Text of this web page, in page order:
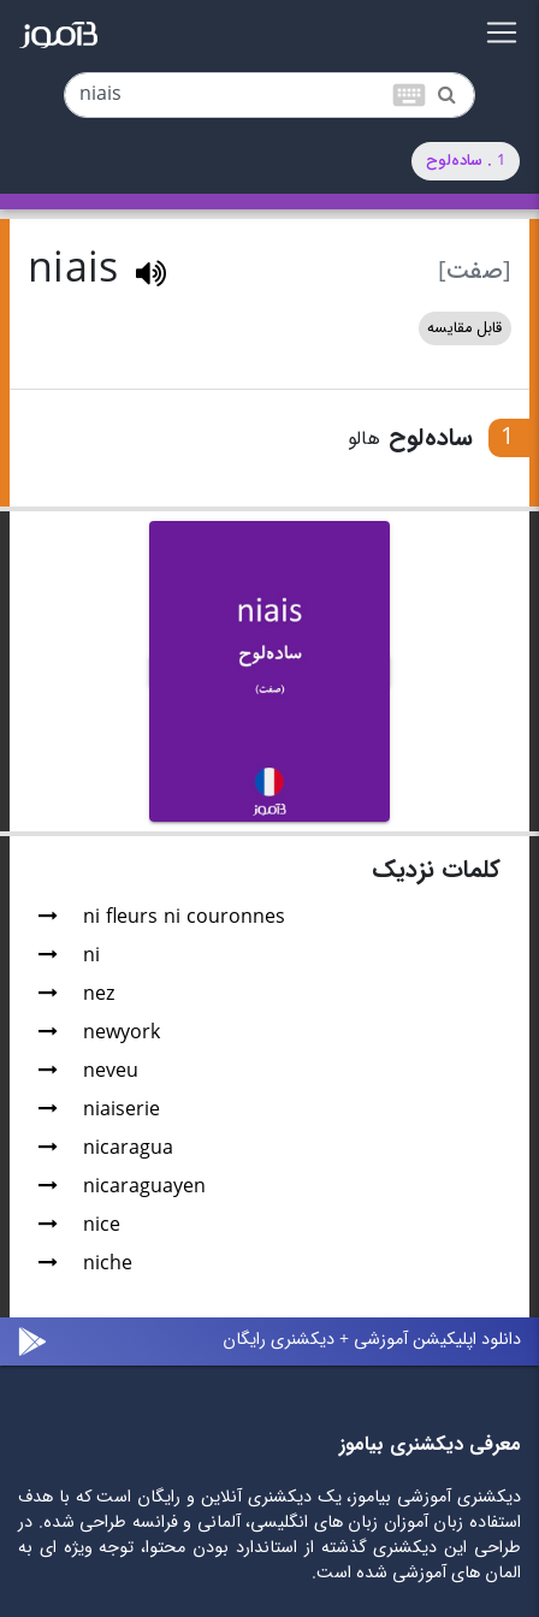
keyboard
1 . ساده‌لوح
[صفت] niais
قابل مقایسه
1 ساده‌لوح هالو
کلمات نزدیک
ni fleurs ni couronnes
ni
nez
newyork
neveu
niaiserie
nicaragua
nicaraguayen
nice
niche
دانلود اپلیکیشن آموزشی + دیکشنری رایگان
معرفی دیکشنری بیاموز
دیکشنری آموزشی بیاموز، یک دیکشنری آنلاین و رایگان است که با هدف
استفاده زبان آموزان زبان های انگلیسی، آلمانی و فرانسه طراحی شده. در
طراحی این دیکشنری گذشته از استاندارد بودن محتوا، توجه ویژه ای به
المان های آموزشی شده است.